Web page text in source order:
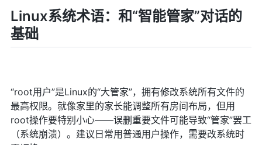
Linux系统术语：和“智能管家”对话的
基础
“root用户”是Linux的“大管家”，拥有修改系统所有文件的
最高权限。就像家里的家长能调整所有房间布局，但用
root操作要特别小心——误删重要文件可能导致“管家”罢工
（系统崩溃）。建议日常用普通用户操作，需要改系统时